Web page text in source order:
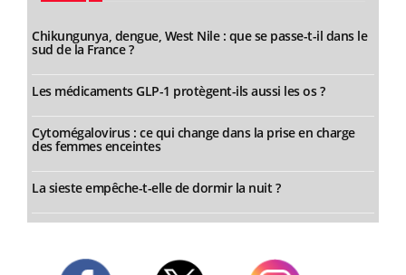
Chikungunya, dengue, West Nile : que se passe-t-il dans le
sud de la France ?
Les médicaments GLP-1 protègent-ils aussi les os ?
Cytomégalovirus : ce qui change dans la prise en charge
des femmes enceintes
La sieste empêche-t-elle de dormir la nuit ?